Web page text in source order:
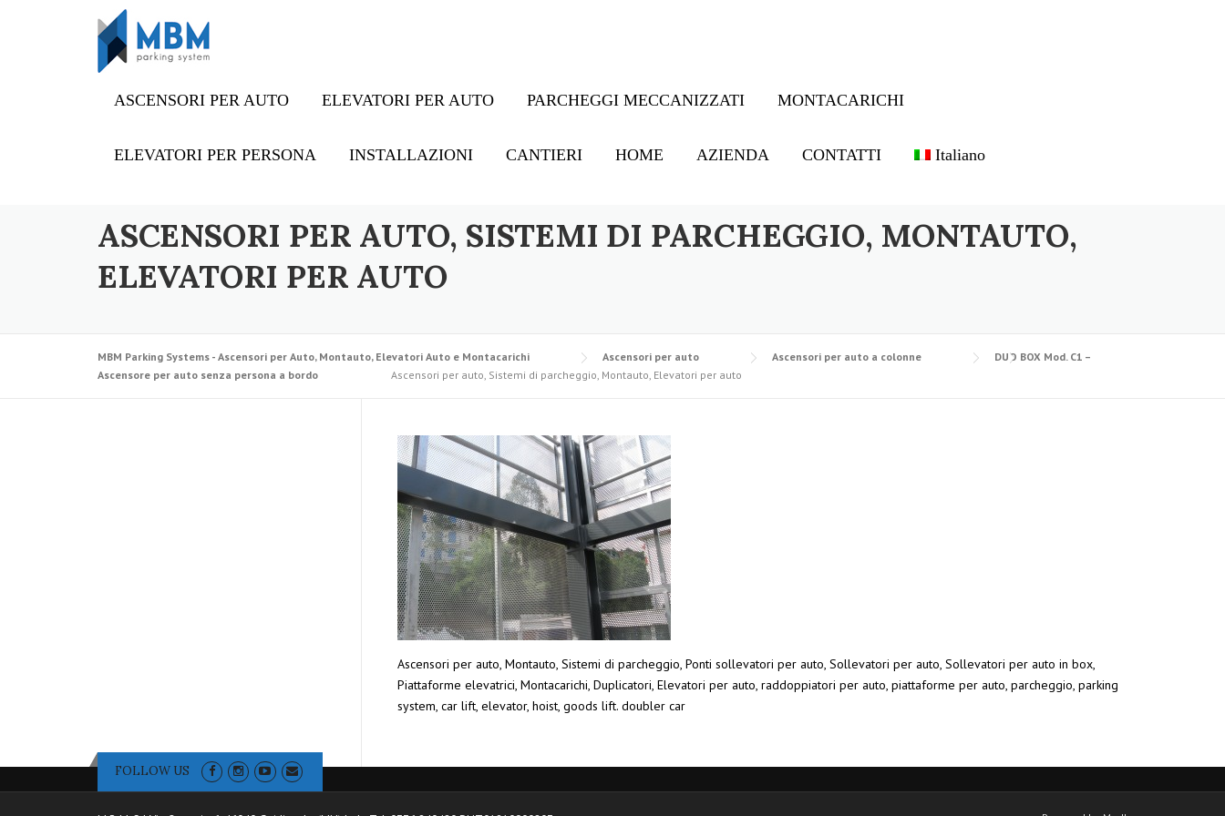
ASCENSORI PER AUTO ELEVATORI PER AUTO PARCHEGGI MECCANIZZATI MONTACARICHI
ELEVATORI PER PERSONA INSTALLAZIONI CANTIERI HOME AZIENDA CONTATTI Italiano
ASCENSORI PER AUTO, SISTEMI DI PARCHEGGIO, MONTAUTO,
ELEVATORI PER AUTO
MBM Parking Systems - Ascensori per Auto, Montauto, Elevatori Auto e Montacarichi Ascensori per auto Ascensori per auto a colonne
DUO BOX Mod. C1 –
Ascensore per auto senza persona a bordo
Ascensori per auto, Sistemi di parcheggio, Montauto, Elevatori per auto
Ascensori per auto, Montauto, Sistemi di parcheggio, Ponti sollevatori per auto, Sollevatori per auto, Sollevatori per auto in box,
Piattaforme elevatrici, Montacarichi, Duplicatori, Elevatori per auto, raddoppiatori per auto, piattaforme per auto, parcheggio, parking
system, car lift, elevator, hoist, goods lift. doubler car
FOLLOW US